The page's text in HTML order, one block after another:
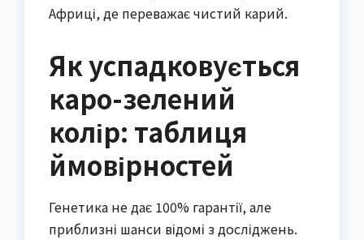
Африці, де переважає чистий карий.
Як успадковується
каро-зелений
колір: таблиця
ймовірностей
Генетика не дає 100% гарантії, але
приблизні шанси відомі з досліджень.